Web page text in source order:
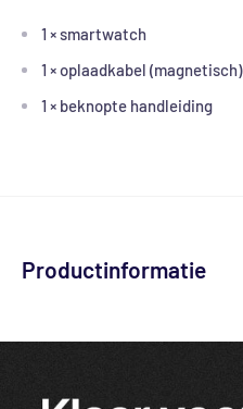
1 × smartwatch
1 × oplaadkabel (magnetisch)
1 × beknopte handleiding
Productinformatie